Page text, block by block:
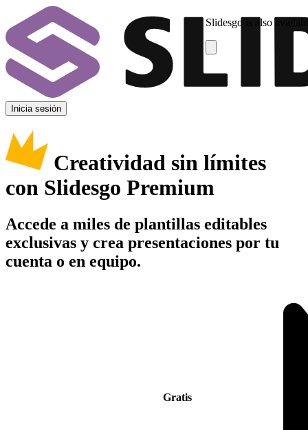
Slidesgo is also
Inicia sesión
Creatividad sin límites
con Slidesgo Premium
Accede a miles de plantillas editables
exclusivas y crea presentaciones por tu
cuenta o en equipo.
Gratis